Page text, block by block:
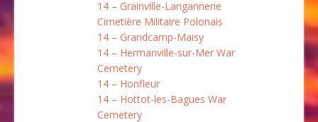
14 – Grainville-Langannerie
Cimetière Militaire Polonais
14 – Grandcamp-Maisy
14 – Hermanville-sur-Mer War
Cemetery
14 – Honfleur
14 – Hottot-les-Bagues War
Cemetery